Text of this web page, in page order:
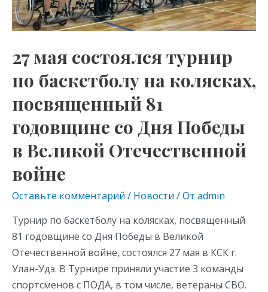
27 мая состоялся турнир
по баскетболу на колясках,
посвященный 81
годовщине со Дня Победы
в Великой Отечественной
войне
Оставьте комментарий / Новости / От admin
Турнир по баскетболу на колясках, посвященный
81 годовщине со Дня Победы в Великой
Отечественной войне, состоялся 27 мая в КСК г.
Улан-Удэ. В Турнире приняли участие 3 команды
спортсменов с ПОДА, в том числе, ветераны СВО.
посвященный
81
со
Дня
в
Великой
Отечественной
войне